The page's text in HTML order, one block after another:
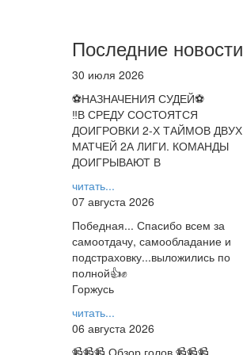
Последние новости
30 июля 2026
⚽НАЗНАЧЕНИЯ СУДЕЙ⚽
‼В СРЕДУ СОСТОЯТСЯ
ДОИГРОВКИ 2-Х ТАЙМОВ ДВУХ
МАТЧЕЙ 2А ЛИГИ. КОМАНДЫ
ДОИГРЫВАЮТ В
читать...
07 августа 2026
Победная... Спасибо всем за
самоотдачу, самообладание и
подстраховку...выложились по
полной👍✊
Горжусь
читать...
06 августа 2026